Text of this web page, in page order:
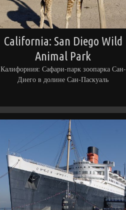
California: San Diego Wild
Animal Park
Калифорния: Сафари-парк зоопарка Сан-
Диего в долине Сан-Паскуаль